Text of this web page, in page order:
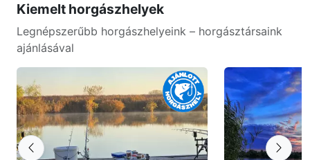
Kiemelt horgászhelyek
Legnépszerűbb horgászhelyeink – horgásztársaink
ajánlásával